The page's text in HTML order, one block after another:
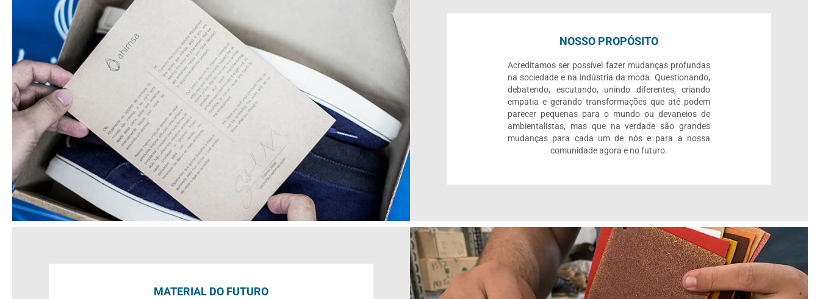
NOSSO PROPÓSITO
Acreditamos ser possível fazer mudanças profundas
na sociedade e na indústria da moda. Questionando,
debatendo, escutando, unindo diferentes, criando
empatia e gerando transformações que até podem
parecer pequenas para o mundo ou devaneios de
ambientalistas, mas que na verdade são grandes
mudanças para cada um de nós e para a nossa
comunidade agora e no futuro.
MATERIAL DO FUTURO